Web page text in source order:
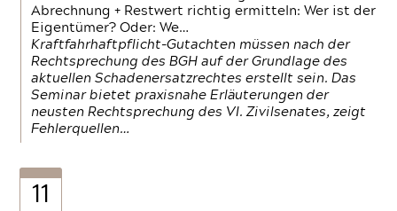
Abrechnung + Restwert richtig ermitteln: Wer ist der
Eigentümer? Oder: We…
Kraftfahrhaftpflicht-Gutachten müssen nach der
Rechtsprechung des BGH auf der Grundlage des
aktuellen Schadenersatzrechtes erstellt sein. Das
Seminar bietet praxisnahe Erläuterungen der
neusten Rechtsprechung des VI. Zivilsenates, zeigt
Fehlerquellen…
11